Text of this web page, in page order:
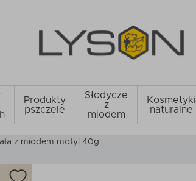
Produkty
pszczele
Słodycze
z
miodem
Kosmetyki
naturalne
z miodem motyl 40g